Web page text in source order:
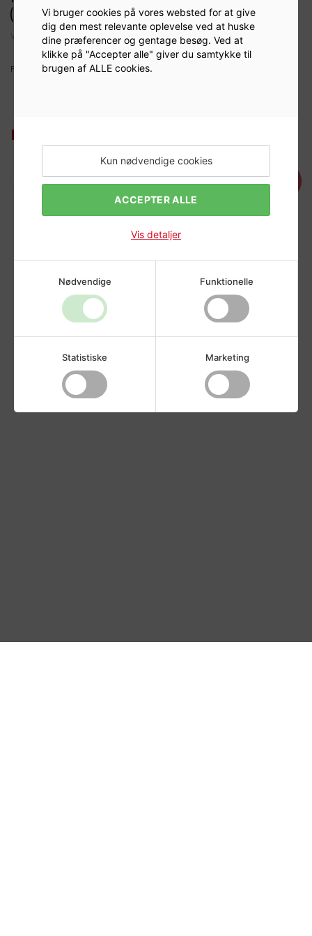
Vi bruger cookies på vores websted for at give
dig den mest relevante oplevelse ved at huske
dine præferencer og gentage besøg. Ved at
klikke på "Accepter alle" giver du samtykke til
brugen af ALLE cookies.
Kun nødvendige cookies
ACCEPTER ALLE
Vis detaljer
Nødvendige Funktionelle
Statistiske Marketing
(Æske á 100 stk.)
Varenr: FEB5-ET28RS
FEB5-ET28RS
Log ind for at se priser
Læg i kurv